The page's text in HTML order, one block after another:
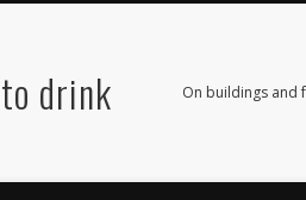
drink On buildings and